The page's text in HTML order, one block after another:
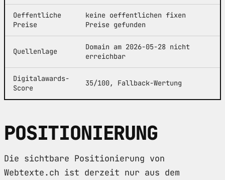
Oeffentliche
Preise
keine oeffentlichen fixen
Preise gefunden
Quellenlage
Domain am 2026-05-28 nicht
erreichbar
Digitalawards-
Score
35/100, Fallback-Wertung
POSITIONIERUNG
Die sichtbare Positionierung von
Webtexte.ch ist derzeit nur aus dem